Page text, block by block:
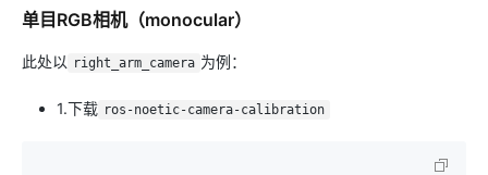
单目RGB相机（monocular）
此处以 right_arm_camera 为例：
1.下载 ros-noetic-camera-calibration